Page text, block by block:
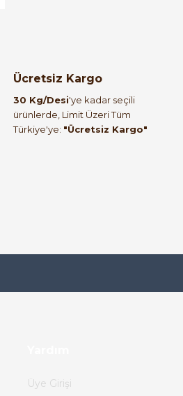
Ücretsiz Kargo
30 Kg/Desi'ye kadar seçili
ürünlerde, Limit Üzeri Tüm
Türkiye'ye: "Ücretsiz Kargo"
Üye Girişi